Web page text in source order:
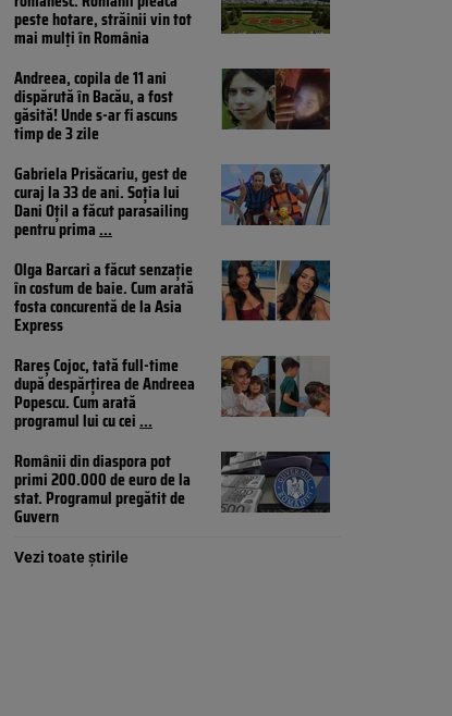
peste hotare, străinii vin tot
mai mulți în România
Andreea, copila de 11 ani
dispărută în Bacău, a fost
găsită! Unde s-ar fi ascuns
timp de 3 zile
Gabriela Prisăcariu, gest de
curaj la 33 de ani. Soția lui
Dani Oțil a făcut parasailing
pentru prima...
Olga Barcari a făcut senzație
în costum de baie. Cum arată
fosta concurentă de la Asia
Express
Rareș Cojoc, tată full-time
după despărțirea de Andreea
Popescu. Cum arată
programul lui cu cei...
Românii din diaspora pot
primi 200.000 de euro de la
stat. Programul pregătit de
Guvern
Vezi toate știrile